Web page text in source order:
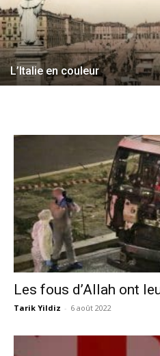
L’Italie en couleur
Les fous d’Allah ont
Tarik Yildiz - 6 août 2022